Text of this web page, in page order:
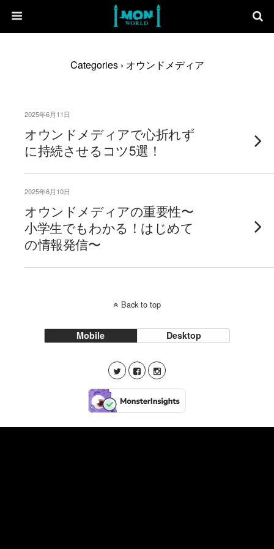
Categories › オウンドメディア
2025年6月11日
オウンドメディアで心折れず
に持続させるコツ5選！
2025年6月10日
オウンドメディアの重要性〜
小学生でもわかる！はじめて
の情報発信〜
Back to top
Mobile Desktop